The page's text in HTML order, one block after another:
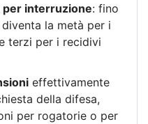
per interruzione: fino
la metà per i
terzi per i recidivi
effettivamente
della difesa,
per rogatorie o per